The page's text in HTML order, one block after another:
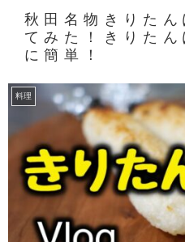
秋田名物きりたん
てみた！きりた
に簡単！
料理